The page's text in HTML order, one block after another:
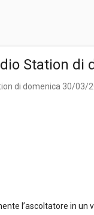
Station di
di domenica 30/03/
l’ascoltatore in